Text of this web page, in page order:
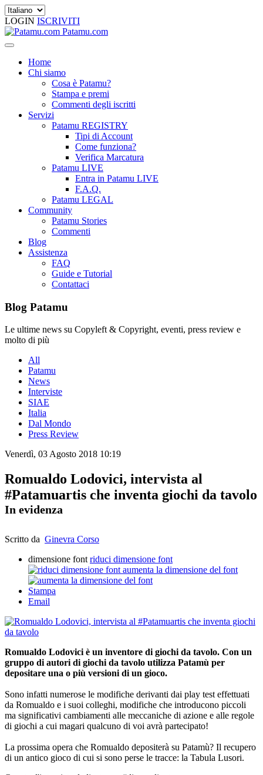
LOGIN ISCRIVITI
Patamu.com
Home
Chi siamo
Cosa è Patamu?
Stampa e premi
Commenti degli iscritti
Servizi
Patamu REGISTRY
Tipi di Account
Come funziona?
Verifica Marcatura
Patamu LIVE
Entra in Patamu LIVE
F.A.Q.
Patamu LEGAL
Community
Patamu Stories
Commenti
Blog
Assistenza
FAQ
Guide e Tutorial
Contattaci
Blog Patamu
Le ultime news su Copyleft & Copyright, eventi, press review e
molto di più
All
Patamu
News
Interviste
SIAE
Italia
Dal Mondo
Press Review
Venerdì, 03 Agosto 2018 10:19
Romualdo Lodovici, intervista al
#Patamuartis che inventa giochi da tavolo
In evidenza
Scritto da Ginevra Corso
dimensione font riduci dimensione font
aumenta la dimensione del font
Stampa
Email
Romualdo Lodovici è un inventore di giochi da tavolo. Con un
gruppo di autori di giochi da tavolo utilizza Patamù per
depositare una o più versioni di un gioco.
Sono infatti numerose le modifiche derivanti dai play test effettuati
da Romualdo e i suoi colleghi, modifiche che introducono piccoli
ma significativi cambiamenti alle meccaniche di azione e alle regole
di giochi a cui magari qualcuno di voi avrà partecipato!
La prossima opera che Romualdo depositerà su Patamù? Il recupero
di un antico gioco di cui si sono perse le tracce: la Tabula Lusori.